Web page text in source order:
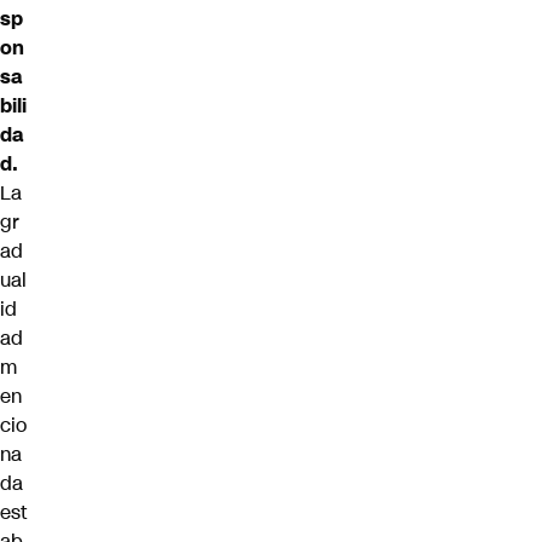
sp
on
sa
bili
da
d.
La
gr
ad
ual
id
ad
m
en
cio
na
da
est